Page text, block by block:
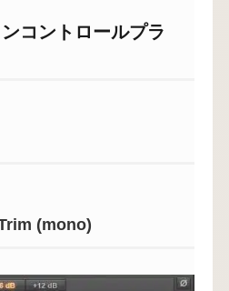
コントロールプラ
(mono)